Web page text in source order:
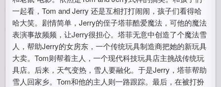
一起看，Tom and Jerry 还是互相打打闹闹，孩子们看得哈
哈大笑。剧情简单，Jerry的侄子塔菲酷爱魔法，可他的魔法
表演事故频频，让Jerry很担心。塔菲无意中创造了个魔法雪
人，帮助Jerry的女房东，一个传统玩具制造商把她的新玩具
大卖。Tom则帮着主人，一个现代科技玩具店主挑战传统玩
具店。后来，天气变热，雪人要融化。于是Jerry，塔菲帮助
雪人回家乡。Tom和他的主人则一路跟踪。最后，在被打扮